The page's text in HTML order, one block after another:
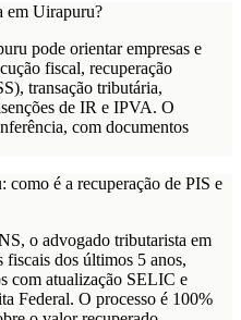
em Uirapuru?
pode orientar empresas e
fiscal, recuperação
transação tributária,
de IR e IPVA. O
com documentos
é a recuperação de PIS e
o advogado tributarista em
dos últimos 5 anos,
com atualização SELIC e
Federal. O processo é 100%